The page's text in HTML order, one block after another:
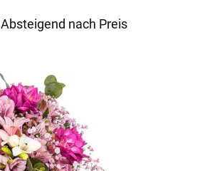
Absteigend nach Preis